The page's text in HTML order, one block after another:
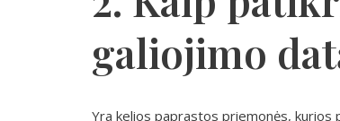
galiojimo
Yra kelios paprastos priemonės, kurios